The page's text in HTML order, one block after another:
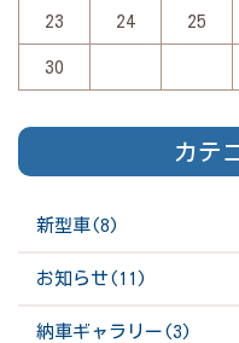
23 24 25
30
カテ
新型車(8)
お知らせ(11)
納車ギャラリー(3)